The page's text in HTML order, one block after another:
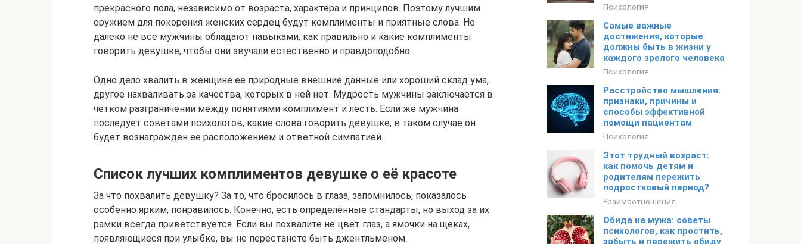
прекрасного пола, независимо от возраста, характера и принципов. Поэтому лучшим
оружием для покорения женских сердец будут комплименты и приятные слова. Но
далеко не все мужчины обладают навыками, как правильно и какие комплименты
говорить девушке, чтобы они звучали естественно и правдоподобно.
Одно дело хвалить в женщине ее природные внешние данные или хороший склад ума,
другое нахваливать за качества, которых в ней нет. Мудрость мужчины заключается в
четком разграничении между понятиями комплимент и лесть. Если же мужчина
последует советами психологов, какие слова говорить девушке, в таком случае он
будет вознагражден ее расположением и ответной симпатией.
Список лучших комплиментов девушке о её красоте
За что похвалить девушку? За то, что бросилось в глаза, запомнилось, показалось
особенно ярким, понравилось. Конечно, есть определённые стандарты, но выход за их
рамки всегда приветствуется. Если вы похвалите не цвет глаз, а ямочки на щеках,
появляющиеся при улыбке, вы не перестанете быть джентльменом.
Психология
Самые важные
достижения, которые
должны быть в жизни у
каждого зрелого человека
Психология
Расстройство мышления:
признаки, причины и
способы эффективной
помощи пациентам
Психология
Этот трудный возраст:
как помочь детям и
родителям пережить
подростковый период?
Взаимоотношения
Обида на мужа: советы
психологов, как простить,
забыть и пережить обиду